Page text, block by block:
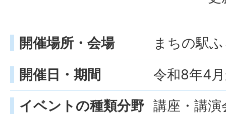
開催場所・会場
まちの駅
開催日・期間
令和8年4
イベントの種類分野 講座・講